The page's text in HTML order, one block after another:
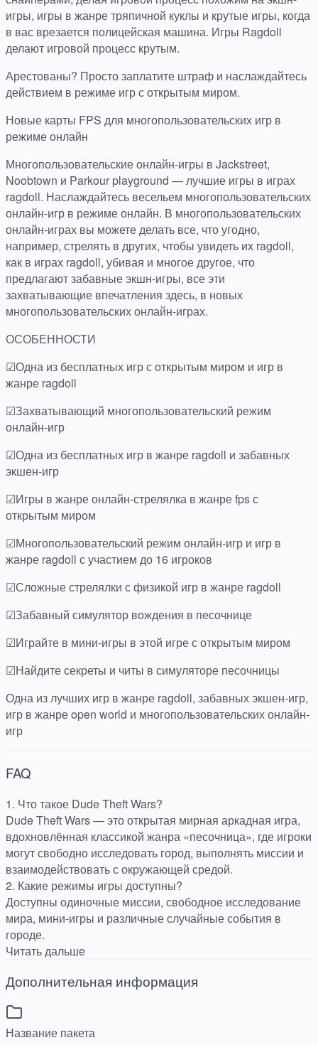
игры, игры в жанре тряпичной куклы и крутые игры, когда
в вас врезается полицейская машина. Игры Ragdoll
делают игровой процесс крутым.
Арестованы? Просто заплатите штраф и наслаждайтесь
действием в режиме игр с открытым миром.
Новые карты FPS для многопользовательских игр в
режиме онлайн
Многопользовательские онлайн-игры в Jackstreet,
Noobtown и Parkour playground — лучшие игры в играх
ragdoll. Наслаждайтесь весельем многопользовательских
онлайн-игр в режиме онлайн. В многопользовательских
онлайн-играх вы можете делать все, что угодно,
например, стрелять в других, чтобы увидеть их ragdoll,
как в играх ragdoll, убивая и многое другое, что
предлагают забавные экшн-игры, все эти
захватывающие впечатления здесь, в новых
многопользовательских онлайн-играх.
ОСОБЕННОСТИ
☑Одна из бесплатных игр с открытым миром и игр в
жанре ragdoll
☑Захватывающий многопользовательский режим
онлайн-игр
☑Одна из бесплатных игр в жанре ragdoll и забавных
экшен-игр
☑Игры в жанре онлайн-стрелялка в жанре fps с
открытым миром
☑Многопользовательский режим онлайн-игр и игр в
жанре ragdoll с участием до 16 игроков
☑Сложные стрелялки с физикой игр в жанре ragdoll
☑Забавный симулятор вождения в песочнице
☑Играйте в мини-игры в этой игре с открытым миром
☑Найдите секреты и читы в симуляторе песочницы
Одна из лучших игр в жанре ragdoll, забавных экшен-игр,
игр в жанре open world и многопользовательских онлайн-
игр
FAQ
1. Что такое Dude Theft Wars?
Dude Theft Wars — это открытая мирная аркадная игра,
вдохновлённая классикой жанра «песочница», где игроки
могут свободно исследовать город, выполнять миссии и
взаимодействовать с окружающей средой.
2. Какие режимы игры доступны?
Доступны одиночные миссии, свободное исследование
мира, мини-игры и различные случайные события в
городе.
Читать дальше
Дополнительная информация
Название пакета